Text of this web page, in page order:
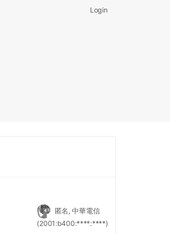
Login
匿名, 中華電信
(2001:b400:****:****)